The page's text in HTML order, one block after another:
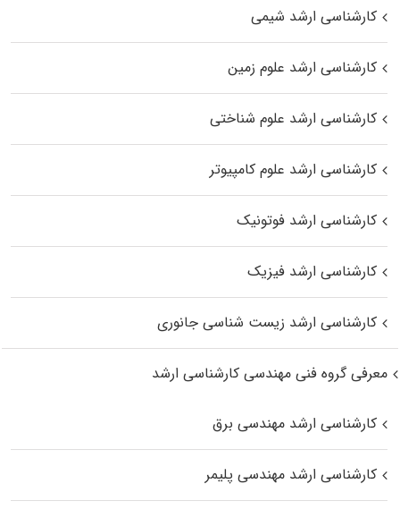
کارشناسی ارشد شیمی
کارشناسی ارشد علوم زمین
کارشناسی ارشد علوم شناختی
کارشناسی ارشد علوم کامپیوتر
کارشناسی ارشد فوتونیک
کارشناسی ارشد فیزیک
کارشناسی ارشد زیست‌ شناسی جانوری
معرفی گروه فنی مهندسی کارشناسی ارشد
کارشناسی ارشد مهندسی برق
کارشناسی ارشد مهندسی پلیمر